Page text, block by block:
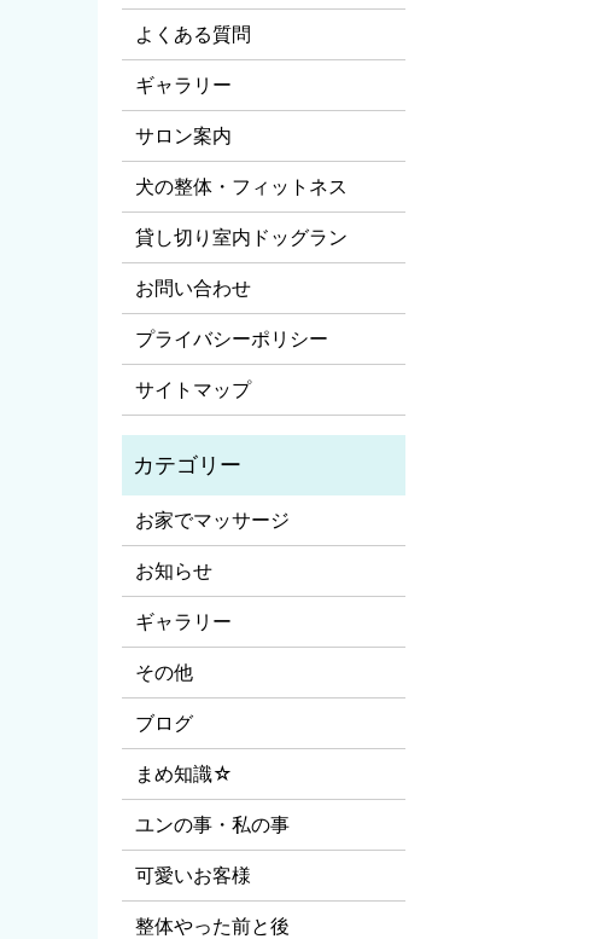
よくある質問
ギャラリー
サロン案内
犬の整体・フィットネス
貸し切り室内ドッグラン
お問い合わせ
プライバシーポリシー
サイトマップ
お家でマッサージ
お知らせ
ギャラリー
その他
ブログ
まめ知識☆
ユンの事・私の事
可愛いお客様
整体やった前と後